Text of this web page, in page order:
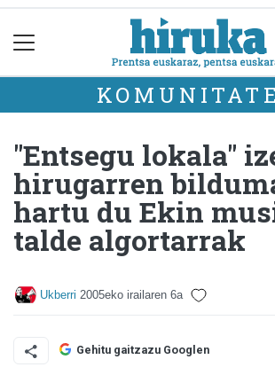
"Entsegu lokala"
hirugarren
hartu du Ekin
talde algortarrak
Ukberri 2005eko irailaren 6a
Gehitu gaitzazu Googlen